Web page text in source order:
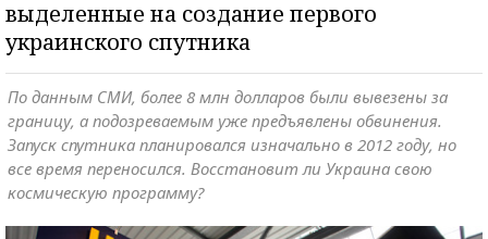
выделенные на создание первого
украинского спутника
По данным СМИ, более 8 млн долларов были вывезены за
границу, а подозреваемым уже предъявлены обвинения.
Запуск спутника планировался изначально в 2012 году, но
все время переносился. Восстановит ли Украина свою
космическую программу?